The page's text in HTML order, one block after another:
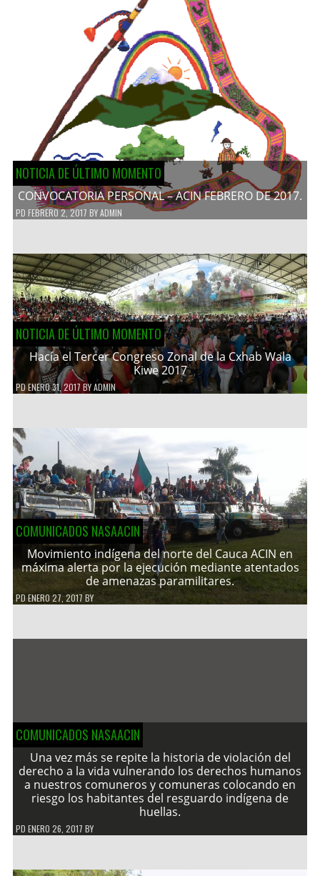
NOTICIA DE ÚLTIMO MOMENTO
CONVOCATORIA PERSONAL – ACIN FEBRERO DE 2017.
PD FEBRERO 2, 2017 BYADMIN
NOTICIA DE ÚLTIMO MOMENTO
Hacía el Tercer Congreso Zonal de la Cxhab Wala
Kiwe 2017
PDENERO 31, 2017 BYADMIN
COMUNICADOS NASAACIN
Movimiento indígena del norte del Cauca ACIN en
máxima alerta por la ejecución mediante atentados
de amenazas paramilitares.
PDENERO 27, 2017 BY
COMUNICADOS NASAACIN
Una vez más se repite la historia de violación del
derecho a la vida vulnerando los derechos humanos
a nuestros comuneros y comuneras colocando en
riesgo los habitantes del resguardo indígena de
huellas.
PD ENERO 26, 2017 BY